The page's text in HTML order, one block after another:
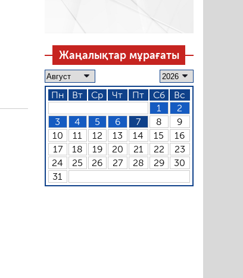
Жаңалықтар мұрағаты
Пн Вт Ср Чт Пт Сб
Вс
1
2
3
4 5 6 7 8
9
10
11 12 13 14 15
16
17
18 19 20 21 22
23
24
25 26 27 28 29
30
31